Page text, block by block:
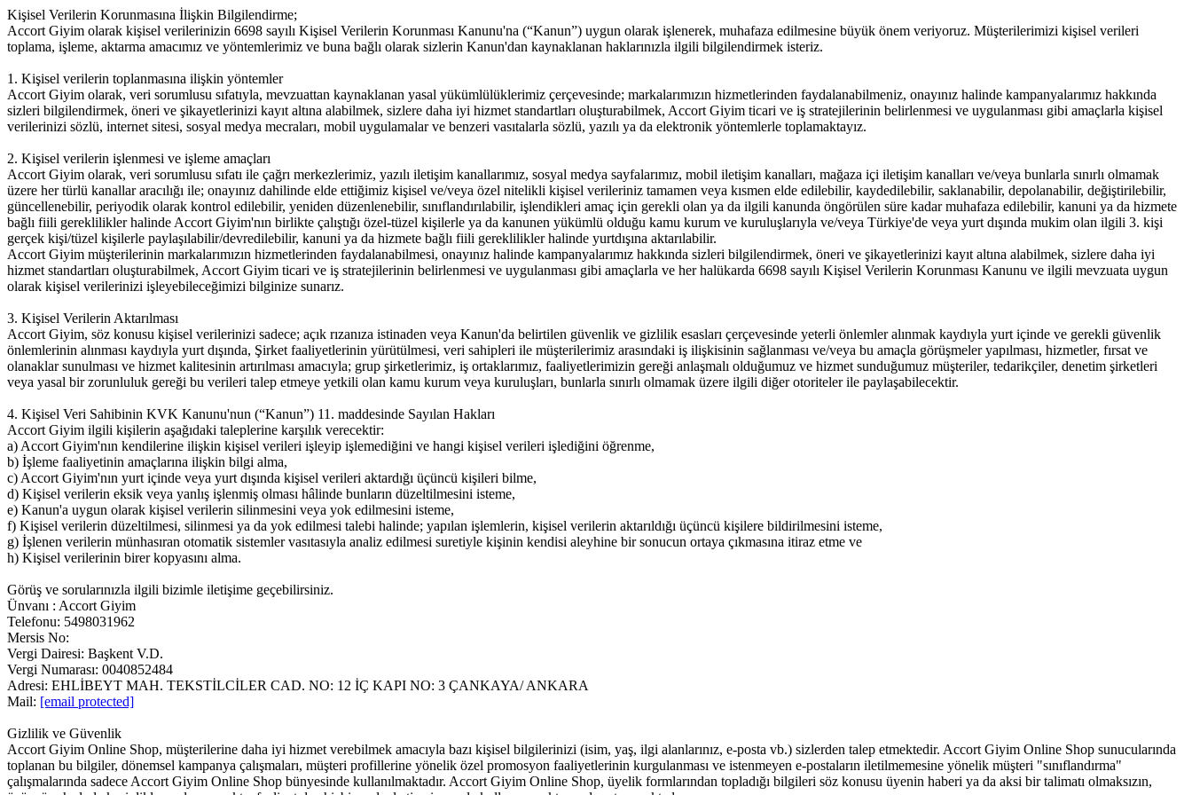
Kişisel Verilerin Korunmasına İlişkin Bilgilendirme;
Accort Giyim olarak kişisel verilerinizin 6698 sayılı Kişisel Verilerin Korunması Kanunu'na (“Kanun”) uygun olarak işlenerek, muhafaza edilmesine büyük önem veriyoruz. Müşterilerimizi kişisel verileri
toplama, işleme, aktarma amacımız ve yöntemlerimiz ve buna bağlı olarak sizlerin Kanun'dan kaynaklanan haklarınızla ilgili bilgilendirmek isteriz.
1. Kişisel verilerin toplanmasına ilişkin yöntemler
Accort Giyim olarak, veri sorumlusu sıfatıyla, mevzuattan kaynaklanan yasal yükümlülüklerimiz çerçevesinde; markalarımızın hizmetlerinden faydalanabilmeniz, onayınız halinde kampanyalarımız hakkında
sizleri bilgilendirmek, öneri ve şikayetlerinizi kayıt altına alabilmek, sizlere daha iyi hizmet standartları oluşturabilmek, Accort Giyim ticari ve iş stratejilerinin belirlenmesi ve uygulanması gibi amaçlarla kişisel
verilerinizi sözlü, internet sitesi, sosyal medya mecraları, mobil uygulamalar ve benzeri vasıtalarla sözlü, yazılı ya da elektronik yöntemlerle toplamaktayız.
2. Kişisel verilerin işlenmesi ve işleme amaçları
Accort Giyim olarak, veri sorumlusu sıfatı ile çağrı merkezlerimiz, yazılı iletişim kanallarımız, sosyal medya sayfalarımız, mobil iletişim kanalları, mağaza içi iletişim kanalları ve/veya bunlarla sınırlı olmamak
üzere her türlü kanallar aracılığı ile; onayınız dahilinde elde ettiğimiz kişisel ve/veya özel nitelikli kişisel verileriniz tamamen veya kısmen elde edilebilir, kaydedilebilir, saklanabilir, depolanabilir, değiştirilebilir,
güncellenebilir, periyodik olarak kontrol edilebilir, yeniden düzenlenebilir, sınıflandırılabilir, işlendikleri amaç için gerekli olan ya da ilgili kanunda öngörülen süre kadar muhafaza edilebilir, kanuni ya da hizmete
bağlı fiili gereklilikler halinde Accort Giyim'nın birlikte çalıştığı özel-tüzel kişilerle ya da kanunen yükümlü olduğu kamu kurum ve kuruluşlarıyla ve/veya Türkiye'de veya yurt dışında mukim olan ilgili 3. kişi
gerçek kişi/tüzel kişilerle paylaşılabilir/devredilebilir, kanuni ya da hizmete bağlı fiili gereklilikler halinde yurtdışına aktarılabilir.
Accort Giyim müşterilerinin markalarımızın hizmetlerinden faydalanabilmesi, onayınız halinde kampanyalarımız hakkında sizleri bilgilendirmek, öneri ve şikayetlerinizi kayıt altına alabilmek, sizlere daha iyi
hizmet standartları oluşturabilmek, Accort Giyim ticari ve iş stratejilerinin belirlenmesi ve uygulanması gibi amaçlarla ve her halükarda 6698 sayılı Kişisel Verilerin Korunması Kanunu ve ilgili mevzuata uygun
olarak kişisel verilerinizi işleyebileceğimizi bilginize sunarız.
3. Kişisel Verilerin Aktarılması
Accort Giyim, söz konusu kişisel verilerinizi sadece; açık rızanıza istinaden veya Kanun'da belirtilen güvenlik ve gizlilik esasları çerçevesinde yeterli önlemler alınmak kaydıyla yurt içinde ve gerekli güvenlik
önlemlerinin alınması kaydıyla yurt dışında, Şirket faaliyetlerinin yürütülmesi, veri sahipleri ile müşterilerimiz arasındaki iş ilişkisinin sağlanması ve/veya bu amaçla görüşmeler yapılması, hizmetler, fırsat ve
olanaklar sunulması ve hizmet kalitesinin artırılması amacıyla; grup şirketlerimiz, iş ortaklarımız, faaliyetlerimizin gereği anlaşmalı olduğumuz ve hizmet sunduğumuz müşteriler, tedarikçiler, denetim şirketleri
veya yasal bir zorunluluk gereği bu verileri talep etmeye yetkili olan kamu kurum veya kuruluşları, bunlarla sınırlı olmamak üzere ilgili diğer otoriteler ile paylaşabilecektir.
4. Kişisel Veri Sahibinin KVK Kanunu'nun (“Kanun”) 11. maddesinde Sayılan Hakları
Accort Giyim ilgili kişilerin aşağıdaki taleplerine karşılık verecektir:
a) Accort Giyim'nın kendilerine ilişkin kişisel verileri işleyip işlemediğini ve hangi kişisel verileri işlediğini öğrenme,
b) İşleme faaliyetinin amaçlarına ilişkin bilgi alma,
c) Accort Giyim'nın yurt içinde veya yurt dışında kişisel verileri aktardığı üçüncü kişileri bilme,
d) Kişisel verilerin eksik veya yanlış işlenmiş olması hâlinde bunların düzeltilmesini isteme,
e) Kanun'a uygun olarak kişisel verilerin silinmesini veya yok edilmesini isteme,
f) Kişisel verilerin düzeltilmesi, silinmesi ya da yok edilmesi talebi halinde; yapılan işlemlerin, kişisel verilerin aktarıldığı üçüncü kişilere bildirilmesini isteme,
g) İşlenen verilerin münhasıran otomatik sistemler vasıtasıyla analiz edilmesi suretiyle kişinin kendisi aleyhine bir sonucun ortaya çıkmasına itiraz etme ve
h) Kişisel verilerinin birer kopyasını alma.
Görüş ve sorularınızla ilgili bizimle iletişime geçebilirsiniz.
Ünvanı : Accort Giyim
Telefonu: 5498031962
Mersis No:
Vergi Dairesi: Başkent V.D.
Vergi Numarası: 0040852484
Adresi: EHLİBEYT MAH. TEKSTİLCİLER CAD. NO: 12 İÇ KAPI NO: 3 ÇANKAYA/ ANKARA
Mail: [email protected]
Gizlilik ve Güvenlik
Accort Giyim Online Shop, müşterilerine daha iyi hizmet verebilmek amacıyla bazı kişisel bilgilerinizi (isim, yaş, ilgi alanlarınız, e-posta vb.) sizlerden talep etmektedir. Accort Giyim Online Shop sunucularında
toplanan bu bilgiler, dönemsel kampanya çalışmaları, müşteri profillerine yönelik özel promosyon faaliyetlerinin kurgulanması ve istenmeyen e-postaların iletilmemesine yönelik müşteri "sınıflandırma"
çalışmalarında sadece Accort Giyim Online Shop bünyesinde kullanılmaktadır. Accort Giyim Online Shop, üyelik formlarından topladığı bilgileri söz konusu üyenin haberi ya da aksi bir talimatı olmaksızın,